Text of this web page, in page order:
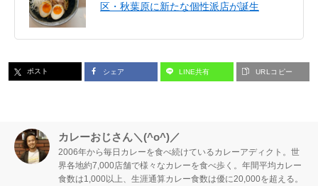
区・秋葉原に新たな個性派店が誕生
ポスト シェア LINE共有 URLコピー
カレーおじさん＼(^o^)／
2006年から毎日カレーを食べ続けているカレーアディクト。世
界各地約7,000店舗で様々なカレーを食べ歩く。年間平均カレー
食数は1,000以上、生涯通算カレー食数は優に20,000を超える。